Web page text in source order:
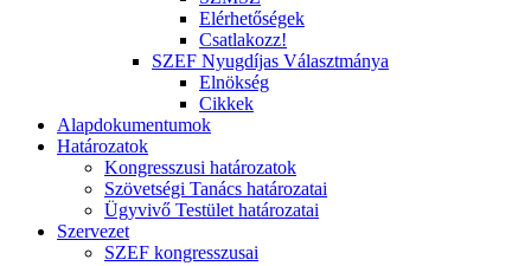
Elérhetőségek
Csatlakozz!
SZEF Nyugdíjas Választmánya
Elnökség
Cikkek
Alapdokumentumok
Határozatok
Kongresszusi határozatok
Szövetségi Tanács határozatai
Ügyvivő Testület határozatai
Szervezet
SZEF kongresszusai